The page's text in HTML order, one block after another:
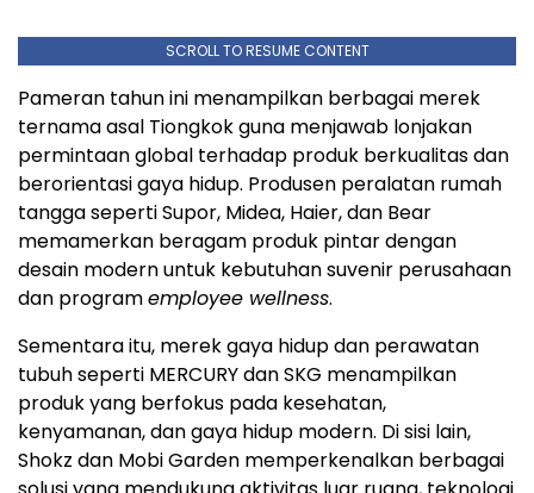
SCROLL TO RESUME CONTENT
Pameran tahun ini menampilkan berbagai merek
ternama asal Tiongkok guna menjawab lonjakan
permintaan global terhadap produk berkualitas dan
berorientasi gaya hidup. Produsen peralatan rumah
tangga seperti Supor, Midea, Haier, dan Bear
memamerkan beragam produk pintar dengan
desain modern untuk kebutuhan suvenir perusahaan
dan programemployee wellness.
Sementara itu, merek gaya hidup dan perawatan
tubuh seperti MERCURY dan SKG menampilkan
produk yang berfokus pada kesehatan,
kenyamanan, dan gaya hidup modern. Di sisi lain,
Shokz dan Mobi Garden memperkenalkan berbagai